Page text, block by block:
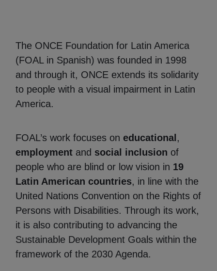
The ONCE Foundation for Latin America
(FOAL in Spanish) was founded in 1998
and through it, ONCE extends its solidarity
to people with a visual impairment in Latin
America.
FOAL’s work focuses on educational ,
employment and social inclusion of
people who are blind or low vision in 19
Latin American countries, in line with the
United Nations Convention on the Rights of
Persons with Disabilities. Through its work,
it is also contributing to advancing the
Sustainable Development Goals within the
framework of the 2030 Agenda.